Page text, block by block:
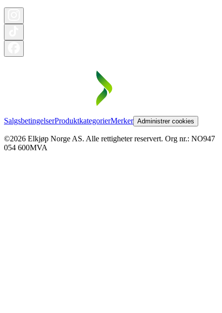
SalgsbetingelserProduktkategorierMerker Administrer cookies
©2026 Elkjøp Norge AS. Alle rettigheter reservert. Org nr.: NO947
054 600MVA